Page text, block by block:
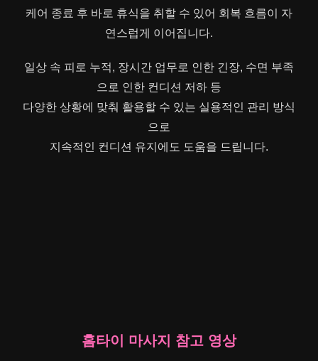
케어 종료 후 바로 휴식을 취할 수 있어 회복 흐름이 자
연스럽게 이어집니다.
일상 속 피로 누적, 장시간 업무로 인한 긴장, 수면 부족
으로 인한 컨디션 저하 등
다양한 상황에 맞춰 활용할 수 있는 실용적인 관리 방식
으로
지속적인 컨디션 유지에도 도움을 드립니다.
홈타이 마사지 참고 영상